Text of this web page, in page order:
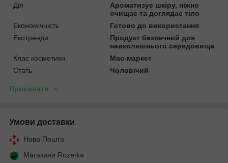
Дія
Ароматизує шкіру, ніжно
очищає та доглядає тіло
Економічність
Готово до використання
Екотренди
Продукт безпечний для
навколишнього середовища
Клас косметики
Мас-маркет
Стать
Чоловічий
Приховати
Умови доставки
Нова Пошта
Магазини Rozetka